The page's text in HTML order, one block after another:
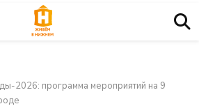
2026: программа мероприятий на 9